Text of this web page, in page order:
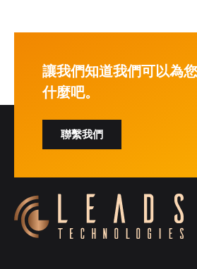
讓我們知道我們可以為
什麼吧。
聯繫我們